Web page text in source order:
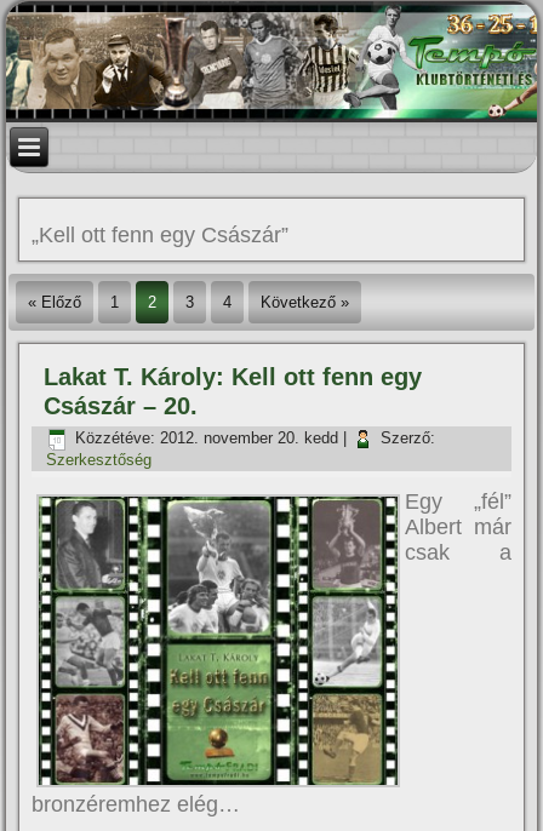
„Kell ott fenn egy Császár”
« Előző 1 2 3 4 Következő »
Lakat T. Károly: Kell ott fenn egy
Császár – 20.
Közzétéve: 2012. november 20. kedd
Szerző:
Szerkesztőség
Egy „fél”
Albert már
csak a
bronzéremhez elég…